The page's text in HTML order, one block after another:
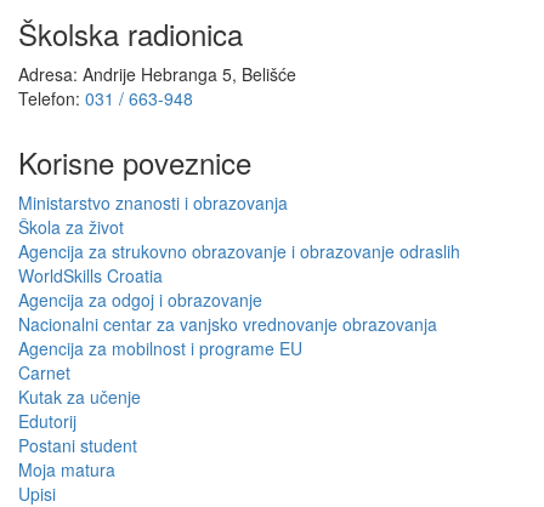
Školska radionica
Adresa: Andrije Hebranga 5, Belišće
Telefon: 031 / 663-948
Korisne poveznice
Ministarstvo znanosti i obrazovanja
Škola za život
Agencija za strukovno obrazovanje i obrazovanje odraslih
WorldSkills Croatia
Agencija za odgoj i obrazovanje
Nacionalni centar za vanjsko vrednovanje obrazovanja
Agencija za mobilnost i programe EU
Carnet
Kutak za učenje
Edutorij
Postani student
Moja matura
Upisi